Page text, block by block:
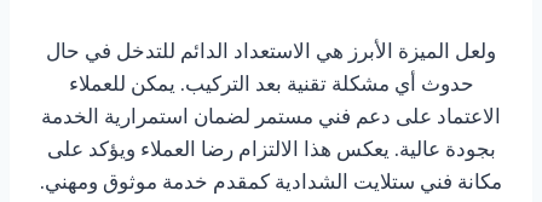
ولعل الميزة الأبرز هي الاستعداد الدائم للتدخل في حال
حدوث أي مشكلة تقنية بعد التركيب. يمكن للعملاء
الاعتماد على دعم فني مستمر لضمان استمرارية الخدمة
بجودة عالية. يعكس هذا الالتزام رضا العملاء ويؤكد على
مكانة فني ستلايت الشدادية كمقدم خدمة موثوق ومهني.